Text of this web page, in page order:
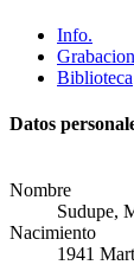
Info.
Biblioteca
Datos
Nombre
Sudupe,
Nacimiento
1941